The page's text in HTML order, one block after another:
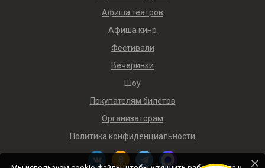
Афиша театров
Афиша кино
Фестивали
Вечеринки
Шоу
Покупателям билетов
Организаторам
Политика конфиденциальности